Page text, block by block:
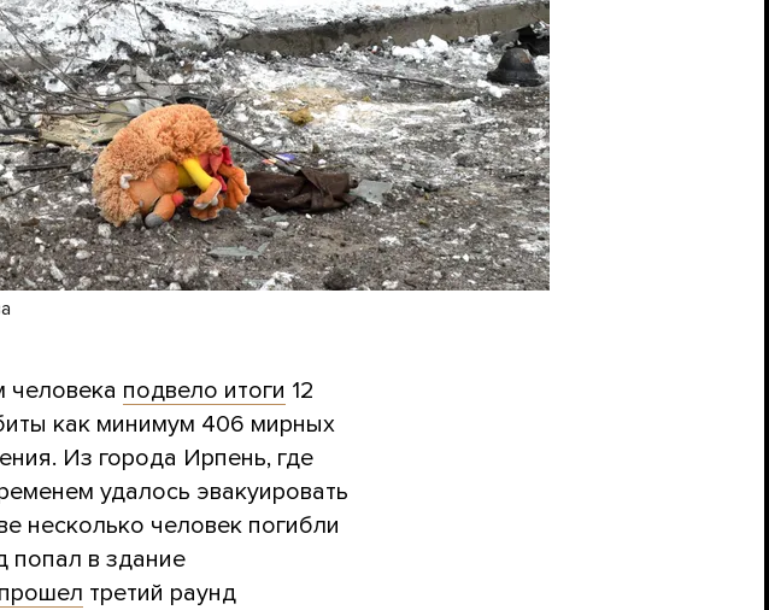
подвело итоги 12
как минимум 406 мирных
Из города Ирпень, где
удалось эвакуировать
несколько человек погибли
попал в здание
прошел третий раунд